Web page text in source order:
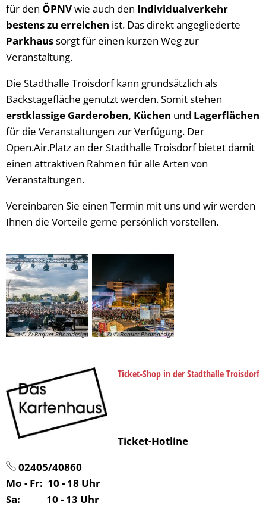
für den ÖPNVwie auch den Individualverkehr
bestens zu erreichen ist. Das direkt angegliederte
Parkhaussorgt für einen kurzen Weg zur
Veranstaltung.
Die Stadthalle Troisdorf kann grundsätzlich als
Backstagefläche genutzt werden. Somit stehen
erstklassige Garderoben, Küchen und Lagerflächen
für die Veranstaltungen zur Verfügung. Der
Open.Air.Platz an der Stadthalle Troisdorf bietet damit
einen attraktiven Rahmen für alle Arten von
Veranstaltungen.
Vereinbaren Sie einen Termin mit uns und wir werden
Ihnen die Vorteile gerne persönlich vorstellen.
© © Baquet Photodesign © © Baquet Photodesign
Ticket-Shop in der Stadthalle Troisdorf
Ticket-Hotline
02405/40860
Mo - Fr: 10 - 18 Uhr
Sa: 10 - 13 Uhr